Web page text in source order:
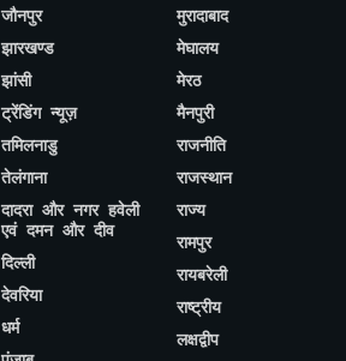
जौनपुर
झारखण्ड
झांसी
ट्रेंडिंग न्यूज़
तमिलनाडु
तेलंगाना
दादरा और नगर हवेली
एवं दमन और दीव
दिल्ली
देवरिया
धर्म
मुरादाबाद
मेघालय
मेरठ
मैनपुरी
राजनीति
राजस्थान
राज्य
रामपुर
रायबरेली
राष्ट्रीय
लक्षद्वीप